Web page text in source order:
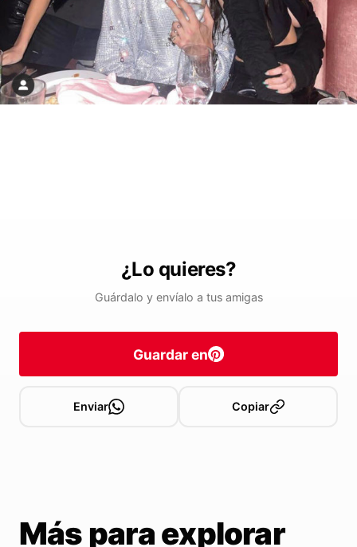
¿Lo quieres?
Guárdalo y envíalo a tus amigas
Guardar en
Enviar Copiar
Más para explorar